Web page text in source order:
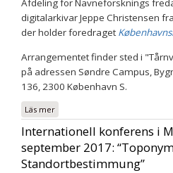
Afdeling for Navneforsknings
digitalarkivar Jeppe Christensen
der holder foredraget
Arrangementet finder sted i
på adressen Søndre Campus,
136, 2300 København S.
Läs mer
personregistreringer
Internationell konferens i
september 2017:
Standortbestimmung”